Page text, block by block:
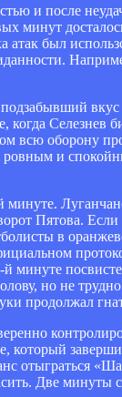
и после
минут
атак был
когда
всю оборону
и
Пятова. Если
в
й минуте
но не
продолжал
который
отыграться
Две минуты